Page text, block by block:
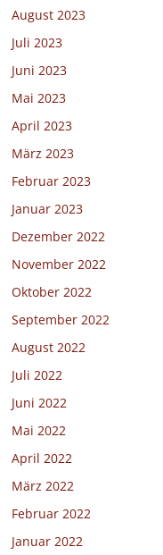
August 2023
Juli 2023
Juni 2023
Mai 2023
April 2023
März 2023
Februar 2023
Januar 2023
Dezember 2022
November 2022
Oktober 2022
September 2022
August 2022
Juli 2022
Juni 2022
Mai 2022
April 2022
März 2022
Februar 2022
Januar 2022